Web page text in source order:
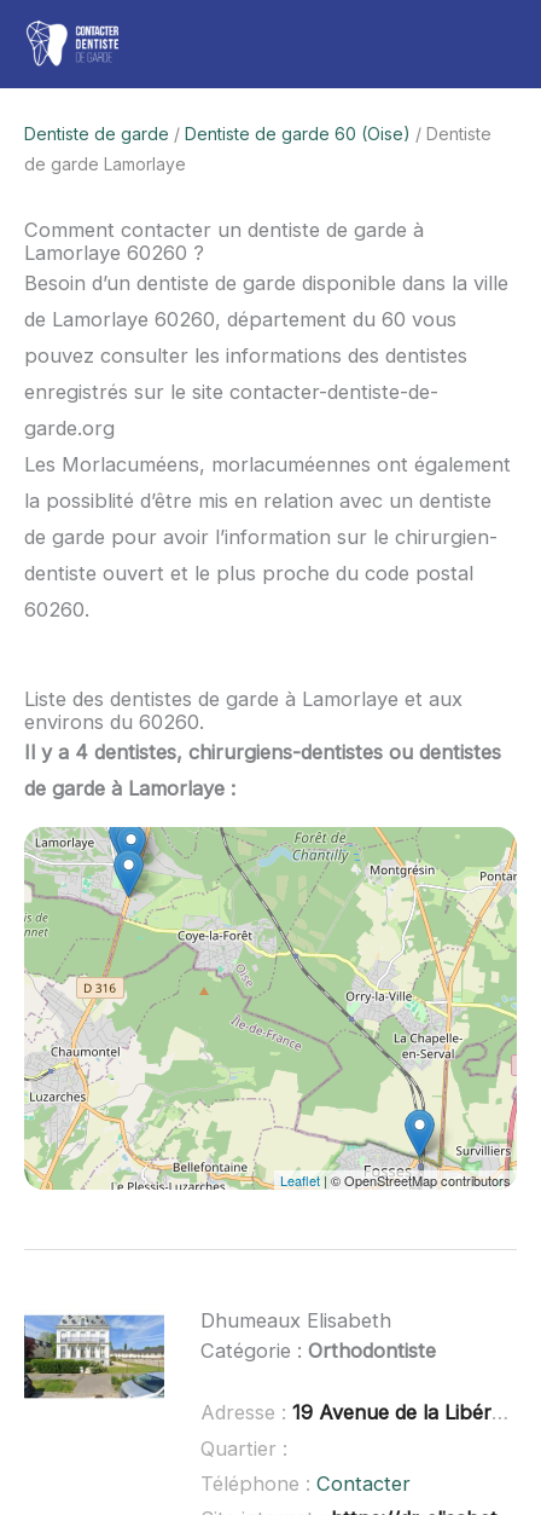
Aller
contenu
Dentiste de garde / Dentiste de garde 60 (Oise) / Dentiste
de garde Lamorlaye
Comment contacter un dentiste de garde à
Lamorlaye 60260 ?
Besoin d’un dentiste de garde disponible dans la ville
de Lamorlaye 60260, département du 60 vous
pouvez consulter les informations des dentistes
enregistrés sur le site contacter-dentiste-de-
garde.org
Les Morlacuméens, morlacuméennes ont également
la possiblité d’être mis en relation avec un dentiste
de garde pour avoir l’information sur le chirurgien-
dentiste ouvert et le plus proche du code postal
60260.
Liste des dentistes de garde à Lamorlaye et aux
environs du 60260.
Il y a 4 dentistes, chirurgiens-dentistes ou dentistes
de garde à Lamorlaye :
Leaflet | © OpenStreetMap contributors
Dhumeaux Elisabeth
Catégorie : Orthodontiste
Adresse : 19 Avenue de la Libération, 60260 Lamorlaye
Quartier :
Téléphone : Contacter